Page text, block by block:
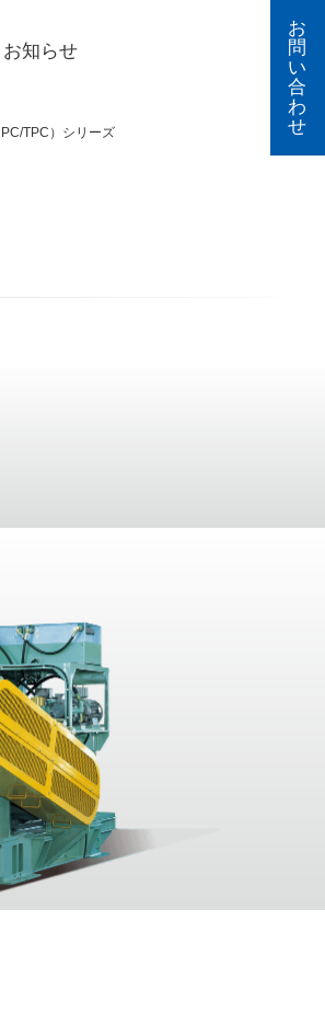
お知らせ
お
問
い
合
わ
せ
TPC）シリーズ